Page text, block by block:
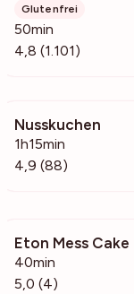
Glutenfrei
50min
4,8 (1.101)
Nusskuchen
1h15min
4,9 (88)
Eton Mess Cake
40min
5,0 (4)